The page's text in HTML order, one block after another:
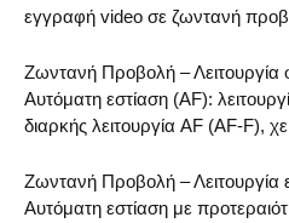
εγγραφή video σε ζωντανή
Ζωντανή Προβολή – Λειτουργία
Αυτόματη εστίαση (AF):
διαρκής λειτουργία AF (AF-F),
Ζωντανή Προβολή – Λειτουργία
Αυτόματη εστίαση με